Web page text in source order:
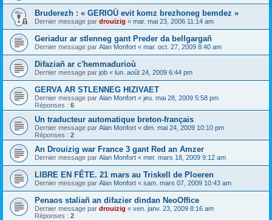
Bruderezh : « GERIOÙ evit komz brezhoneg bemdez »
Dernier message par drouizig « mar. mai 23, 2006 11:14 am
Geriadur ar stlenneg gant Preder da bellgargañ
Dernier message par Alan Monfort « mar. oct. 27, 2009 8:40 am
Difaziañ ar c'hemmadurioù
Dernier message par job « lun. août 24, 2009 6:44 pm
GERVA AR STLENNEG HIZIVAET
Dernier message par Alan Monfort « jeu. mai 28, 2009 5:58 pm
Réponses : 6
Un traducteur automatique breton-français
Dernier message par Alan Monfort « dim. mai 24, 2009 10:10 pm
Réponses : 2
An Drouizig war France 3 gant Red an Amzer
Dernier message par Alan Monfort « mer. mars 18, 2009 9:12 am
LIBRE EN FÊTE. 21 mars au Triskell de Ploeren
Dernier message par Alan Monfort « sam. mars 07, 2009 10:43 am
Penaos staliañ an difazier dindan NeoOffice
Dernier message par drouizig « ven. janv. 23, 2009 8:16 am
Réponses : 2